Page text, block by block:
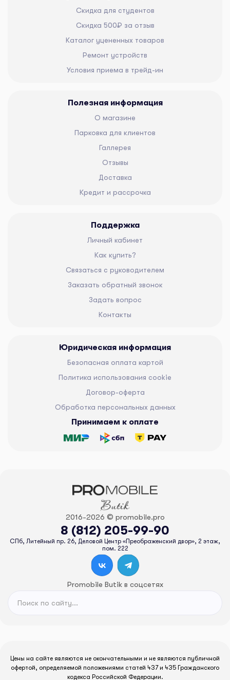
Скидка для студентов
Скидка 500₽ за отзыв
Каталог уцененных товаров
Ремонт устройств
Условия приема в трейд-ин
Полезная информация
О магазине
Парковка для клиентов
Галлерея
Отзывы
Доставка
Кредит и рассрочка
Поддержка
Личный кабинет
Как купить?
Связаться с руководителем
Заказать обратный звонок
Задать вопрос
Контакты
Юридическая информация
Безопасная оплата картой
Политика использования cookie
Договор-оферта
Обработка персональных данных
Принимаем к оплате
2016-2026 © promobile.pro
8 (812) 205-99-90
СПб, Литейный пр. 26, Деловой Центр «Преображенский двор», 2 этаж,
пом. 222
Promobile Butik в соцсетях
Цены на сайте являются не окончательными и не являются публичной
офертой, определяемой положениями статей 437 и 435 Гражданского
кодекса Российской Федерации.